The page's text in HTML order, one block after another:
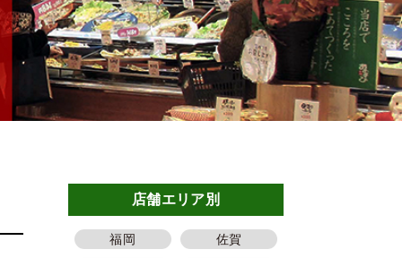
店舗エリア別
福岡
佐賀